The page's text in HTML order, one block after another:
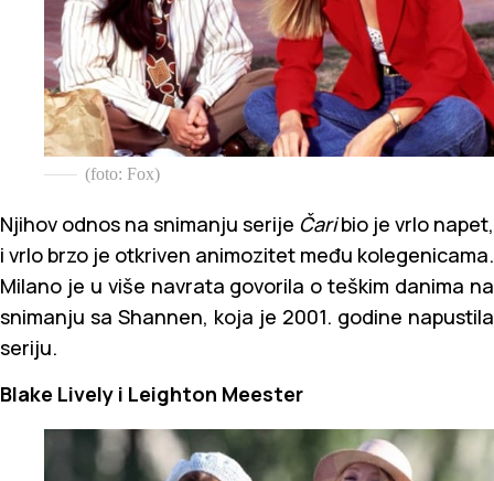
(foto: Fox)
Njihov odnos na snimanju serije Čaribio je vrlo napet,
i vrlo brzo je otkriven animozitet među kolegenicama.
Milano je u više navrata govorila o teškim danima na
snimanju sa Shannen, koja je 2001. godine napustila
seriju.
Blake Lively i Leighton Meester